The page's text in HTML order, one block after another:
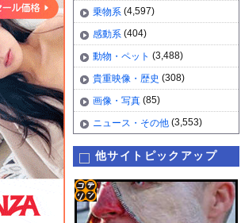
乗物系 (4,597)
感動系 (404)
動物・ペット (3,488)
貴重映像・歴史 (308)
画像・写真 (85)
ニュース・その他 (3,553)
他サイトピックアップ
コテ